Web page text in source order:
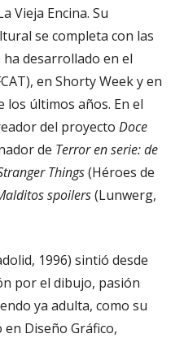
Vieja Encina. Su
se completa con las
desarrollado en el
en Shorty Week y en
los últimos años. En el
del proyecto Doce
de Terror en serie: de
Things(Héroes de
spoilers(Lunwerg,
1996) sintió desde
por el dibujo, pasión
ya adulta, como su
Diseño Gráfico,